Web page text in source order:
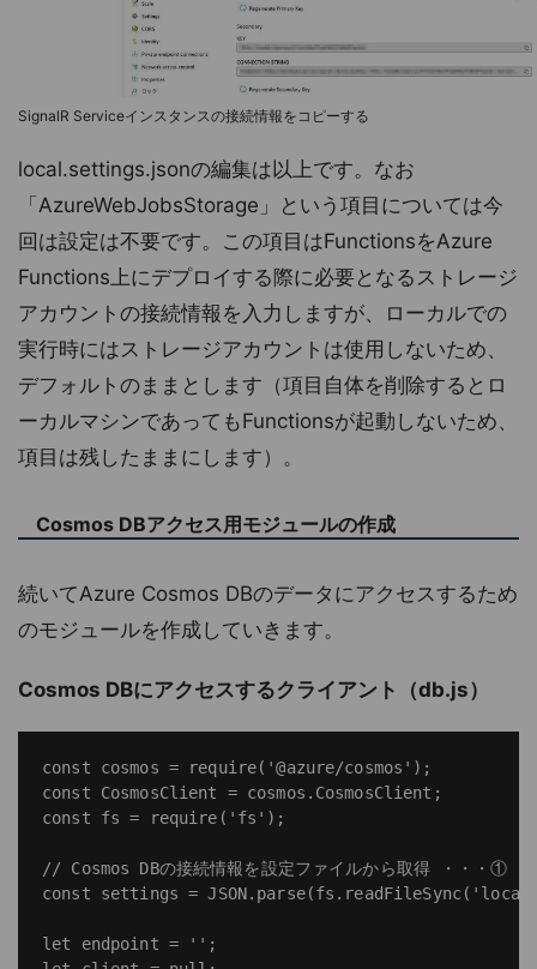
SignalR Serviceインスタンスの接続情報をコピーする
local.settings.jsonの編集は以上です。なお
「AzureWebJobsStorage」という項目については今
回は設定は不要です。この項目はFunctionsをAzure
Functions上にデプロイする際に必要となるストレージ
アカウントの接続情報を入力しますが、ローカルでの
実行時にはストレージアカウントは使用しないため、
デフォルトのままとします（項目自体を削除するとロ
ーカルマシンであってもFunctionsが起動しないため、
項目は残したままにします）。
Cosmos DBアクセス用モジュールの作成
続いてAzure Cosmos DBのデータにアクセスするため
のモジュールを作成していきます。
Cosmos DBにアクセスするクライアント（db.js）
const cosmos = require('@azure/cosmos');
const CosmosClient = cosmos.CosmosClient;
const fs = require('fs');
// Cosmos DBの接続情報を設定ファイルから取得 ・・・①
const settings =
let endpoint = '';